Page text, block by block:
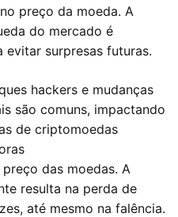
preço da moeda. A
do mercado é
evitar surpresas futuras.
hackers e mudanças
são comuns, impactando
de criptomoedas
das moedas. A
resulta na perda de
até mesmo na falência.